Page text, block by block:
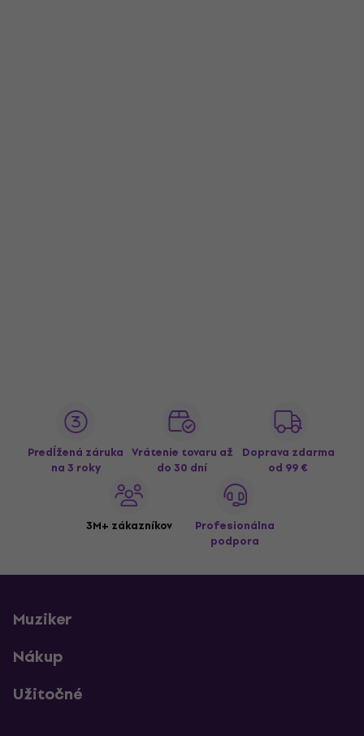
Predĺžená záruka
na 3 roky
Vrátenie tovaru až
do 30 dní
Doprava zdarma
od 99 €
3M+ zákazníkov
Profesionálna
podpora
Muziker
Nákup
Užitočné